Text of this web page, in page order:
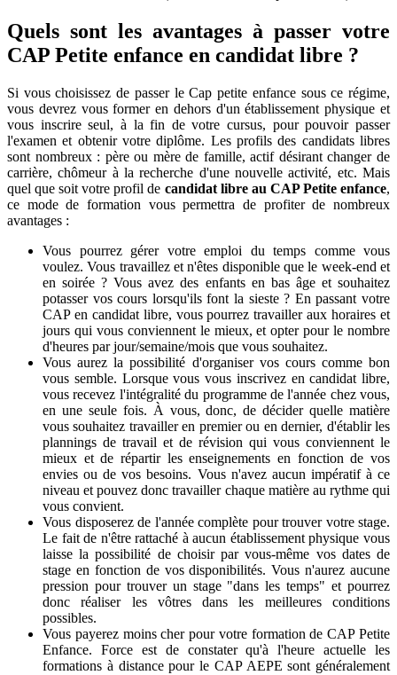
Quels sont les avantages à passer votre
CAP Petite enfance en candidat libre ?
Si vous choisissez de passer le Cap petite enfance sous ce régime,
vous devrez vous former en dehors d'un établissement physique et
vous inscrire seul, à la fin de votre cursus, pour pouvoir passer
l'examen et obtenir votre diplôme. Les profils des candidats libres
sont nombreux : père ou mère de famille, actif désirant changer de
carrière, chômeur à la recherche d'une nouvelle activité, etc. Mais
quel que soit votre profil de candidat libre au CAP Petite enfance,
ce mode de formation vous permettra de profiter de nombreux
avantages :
Vous pourrez gérer votre emploi du temps comme vous
voulez. Vous travaillez et n'êtes disponible que le week-end et
en soirée ? Vous avez des enfants en bas âge et souhaitez
potasser vos cours lorsqu'ils font la sieste ? En passant votre
CAP en candidat libre, vous pourrez travailler aux horaires et
jours qui vous conviennent le mieux, et opter pour le nombre
d'heures par jour/semaine/mois que vous souhaitez.
Vous aurez la possibilité d'organiser vos cours comme bon
vous semble. Lorsque vous vous inscrivez en candidat libre,
vous recevez l'intégralité du programme de l'année chez vous,
en une seule fois. À vous, donc, de décider quelle matière
vous souhaitez travailler en premier ou en dernier, d'établir les
plannings de travail et de révision qui vous conviennent le
mieux et de répartir les enseignements en fonction de vos
envies ou de vos besoins. Vous n'avez aucun impératif à ce
niveau et pouvez donc travailler chaque matière au rythme qui
vous convient.
Vous disposerez de l'année complète pour trouver votre stage.
Le fait de n'être rattaché à aucun établissement physique vous
laisse la possibilité de choisir par vous-même vos dates de
stage en fonction de vos disponibilités. Vous n'aurez aucune
pression pour trouver un stage "dans les temps" et pourrez
donc réaliser les vôtres dans les meilleures conditions
possibles.
Vous payerez moins cher pour votre formation de CAP Petite
Enfance. Force est de constater qu'à l'heure actuelle les
formations à distance pour le CAP AEPE sont généralement